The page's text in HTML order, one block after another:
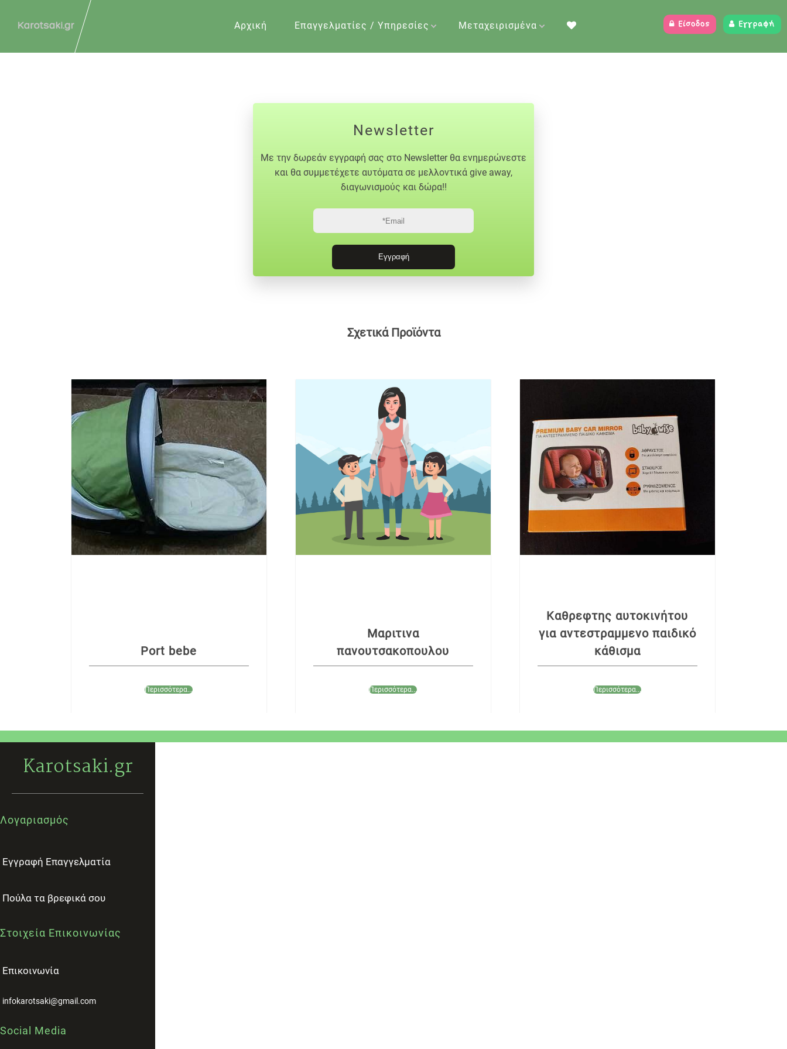
Είσοδος Εγγραφή
Αρχική Επαγγελματίες / Υπηρεσίες Μεταχειρισμένα
Newsletter
Με την δωρεάν εγγραφή σας στο Newsletter θα ενημερώνεστε
και θα συμμετέχετε αυτόματα σε μελλοντικά give away,
διαγωνισμούς και δώρα!!
Σχετικά Προϊόντα
Port bebe
Περισσότερα...
Μαριτινα
πανουτσακοπουλου
Περισσότερα...
Καθρεφτης αυτοκινήτου
για αντεστραμμενο παιδικό
κάθισμα
Περισσότερα...
Karotsaki.gr
Λογαριασμός
Εγγραφή Επαγγελματία
Πούλα τα βρεφικά σου
Στοιχεία Επικοινωνίας
Επικοινωνία
infokarotsaki@gmail.com
Social Media